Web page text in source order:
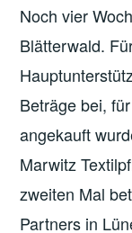
Noch vier
Blätterwald.
Beträge bei,
angekauft
Marwitz
zweiten Mal
Partners in